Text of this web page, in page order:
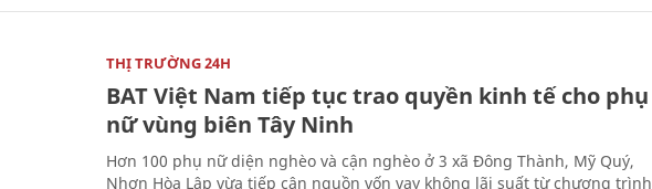
THỊ TRƯỜNG 24H
BAT Việt Nam tiếp tục trao quyền kinh tế cho phụ
nữ vùng biên Tây Ninh
Hơn 100 phụ nữ diện nghèo và cận nghèo ở 3 xã Đông Thành, Mỹ Quý,
Nhơn Hòa Lập vừa tiếp cận nguồn vốn vay không lãi suất từ chương trình